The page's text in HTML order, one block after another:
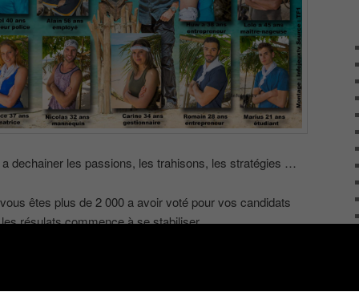
a dechainer les passions, les trahisons, les stratégies …
êtes plus de 2 000 a avoir voté pour vos candidats
résulats commence à se stabiliser.